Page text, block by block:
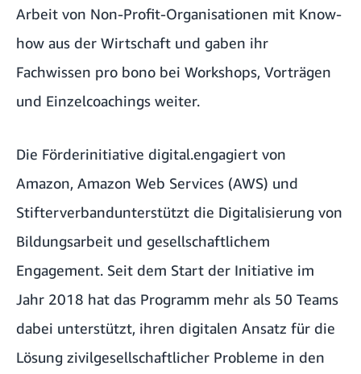
Arbeit von Non-Profit-Organisationen mit Know-
how aus der Wirtschaft und gaben ihr
Fachwissen pro bono bei Workshops, Vorträgen
und Einzelcoachings weiter.
Die Förderinitiative digital.engagiert von
Amazon, Amazon Web Services (AWS) und
Stifterverbandunterstützt die Digitalisierung von
Bildungsarbeit und gesellschaftlichem
Engagement. Seit dem Start der Initiative im
Jahr 2018 hat das Programm mehr als 50 Teams
dabei unterstützt, ihren digitalen Ansatz für die
Lösung zivilgesellschaftlicher Probleme in den